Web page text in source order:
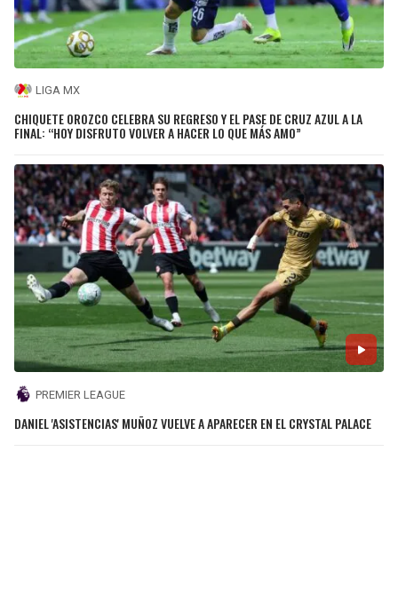
LIGA MX
CHIQUETE OROZCO CELEBRA SU REGRESO Y EL PASE DE CRUZ AZUL A LA
FINAL: “HOY DISFRUTO VOLVER A HACER LO QUE MÁS AMO”
PREMIER LEAGUE
DANIEL 'ASISTENCIAS' MUÑOZ VUELVE A APARECER EN EL CRYSTAL PALACE